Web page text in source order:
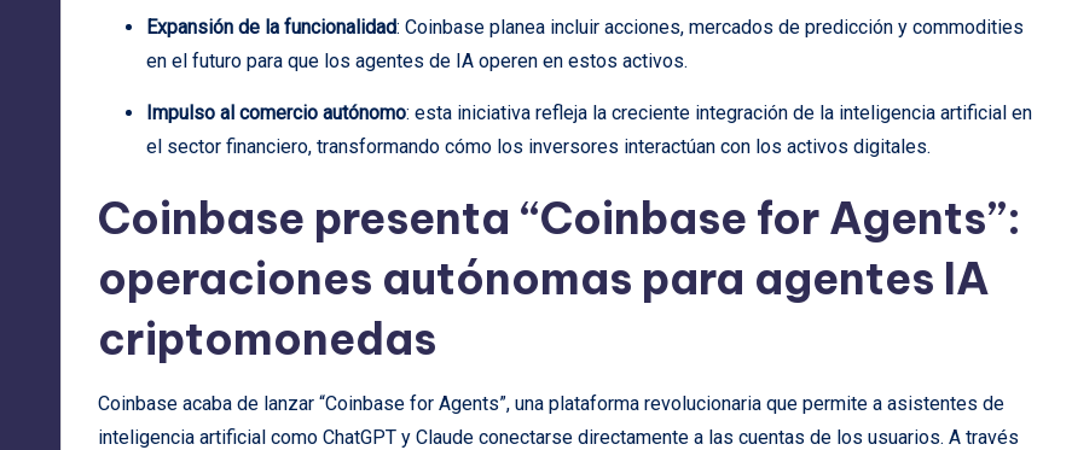
Expansión de la funcionalidad: Coinbase planea incluir acciones, mercados de predicción y commodities
en el futuro para que los agentes de IA operen en estos activos.
Impulso al comercio autónomo: esta iniciativa refleja la creciente integración de la inteligencia artificial en
el sector financiero, transformando cómo los inversores interactúan con los activos digitales.
Coinbase presenta “Coinbase for Agents”:
operaciones autónomas para agentes IA
criptomonedas
Coinbase acaba de lanzar “Coinbase for Agents”, una plataforma revolucionaria que permite a asistentes de
inteligencia artificial como ChatGPT y Claude conectarse directamente a las cuentas de los usuarios. A través